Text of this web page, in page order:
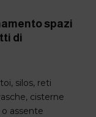
spazi
di
silos, reti
cisterne
assente